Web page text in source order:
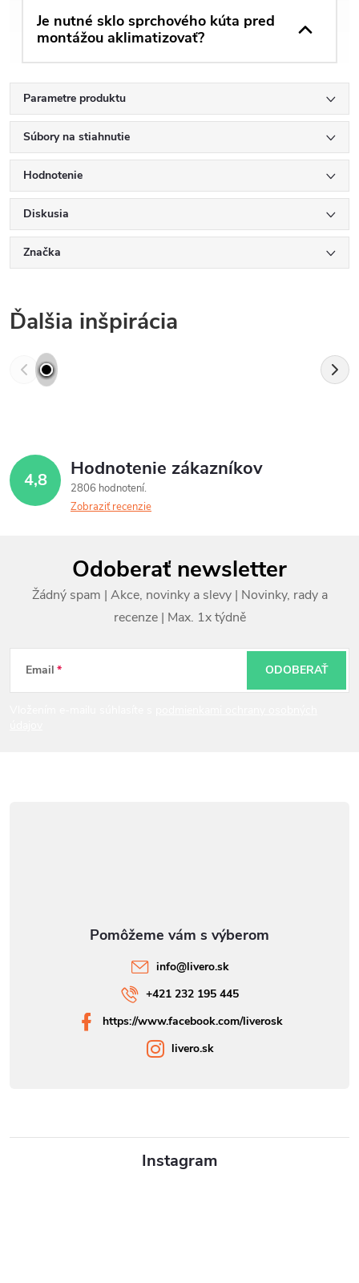
Je nutné sklo sprchového kúta pred
montážou aklimatizovať?
Parametre produktu
Súbory na stiahnutie
Hodnotenie
Diskusia
Značka
Ďalšia inšpirácia
4,8 Hodnotenie zákazníkov
2806 hodnotení
Zobraziť recenzie
ä
Odoberať newsletter
Email ODOBERAŤ
Instagram
info@livero.sk
+421 232 195 445
https://www.facebook.com/liverosk
livero.sk